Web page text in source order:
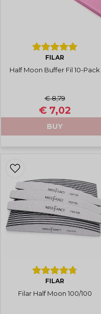
FILAR
Half Moon Buffer Fil 10-Pack
€ 8,79
€ 7,02
BUY
FILAR
Filar Half Moon 100/100